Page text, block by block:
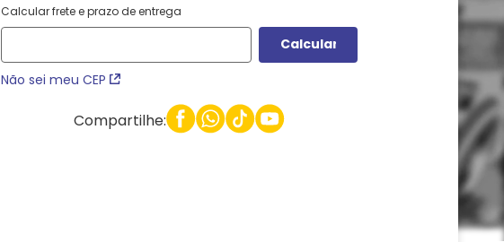
Calcular frete e prazo de entrega
Não sei meu CEP
Compartilhe: